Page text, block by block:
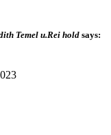
Temel u.Rei hold says: